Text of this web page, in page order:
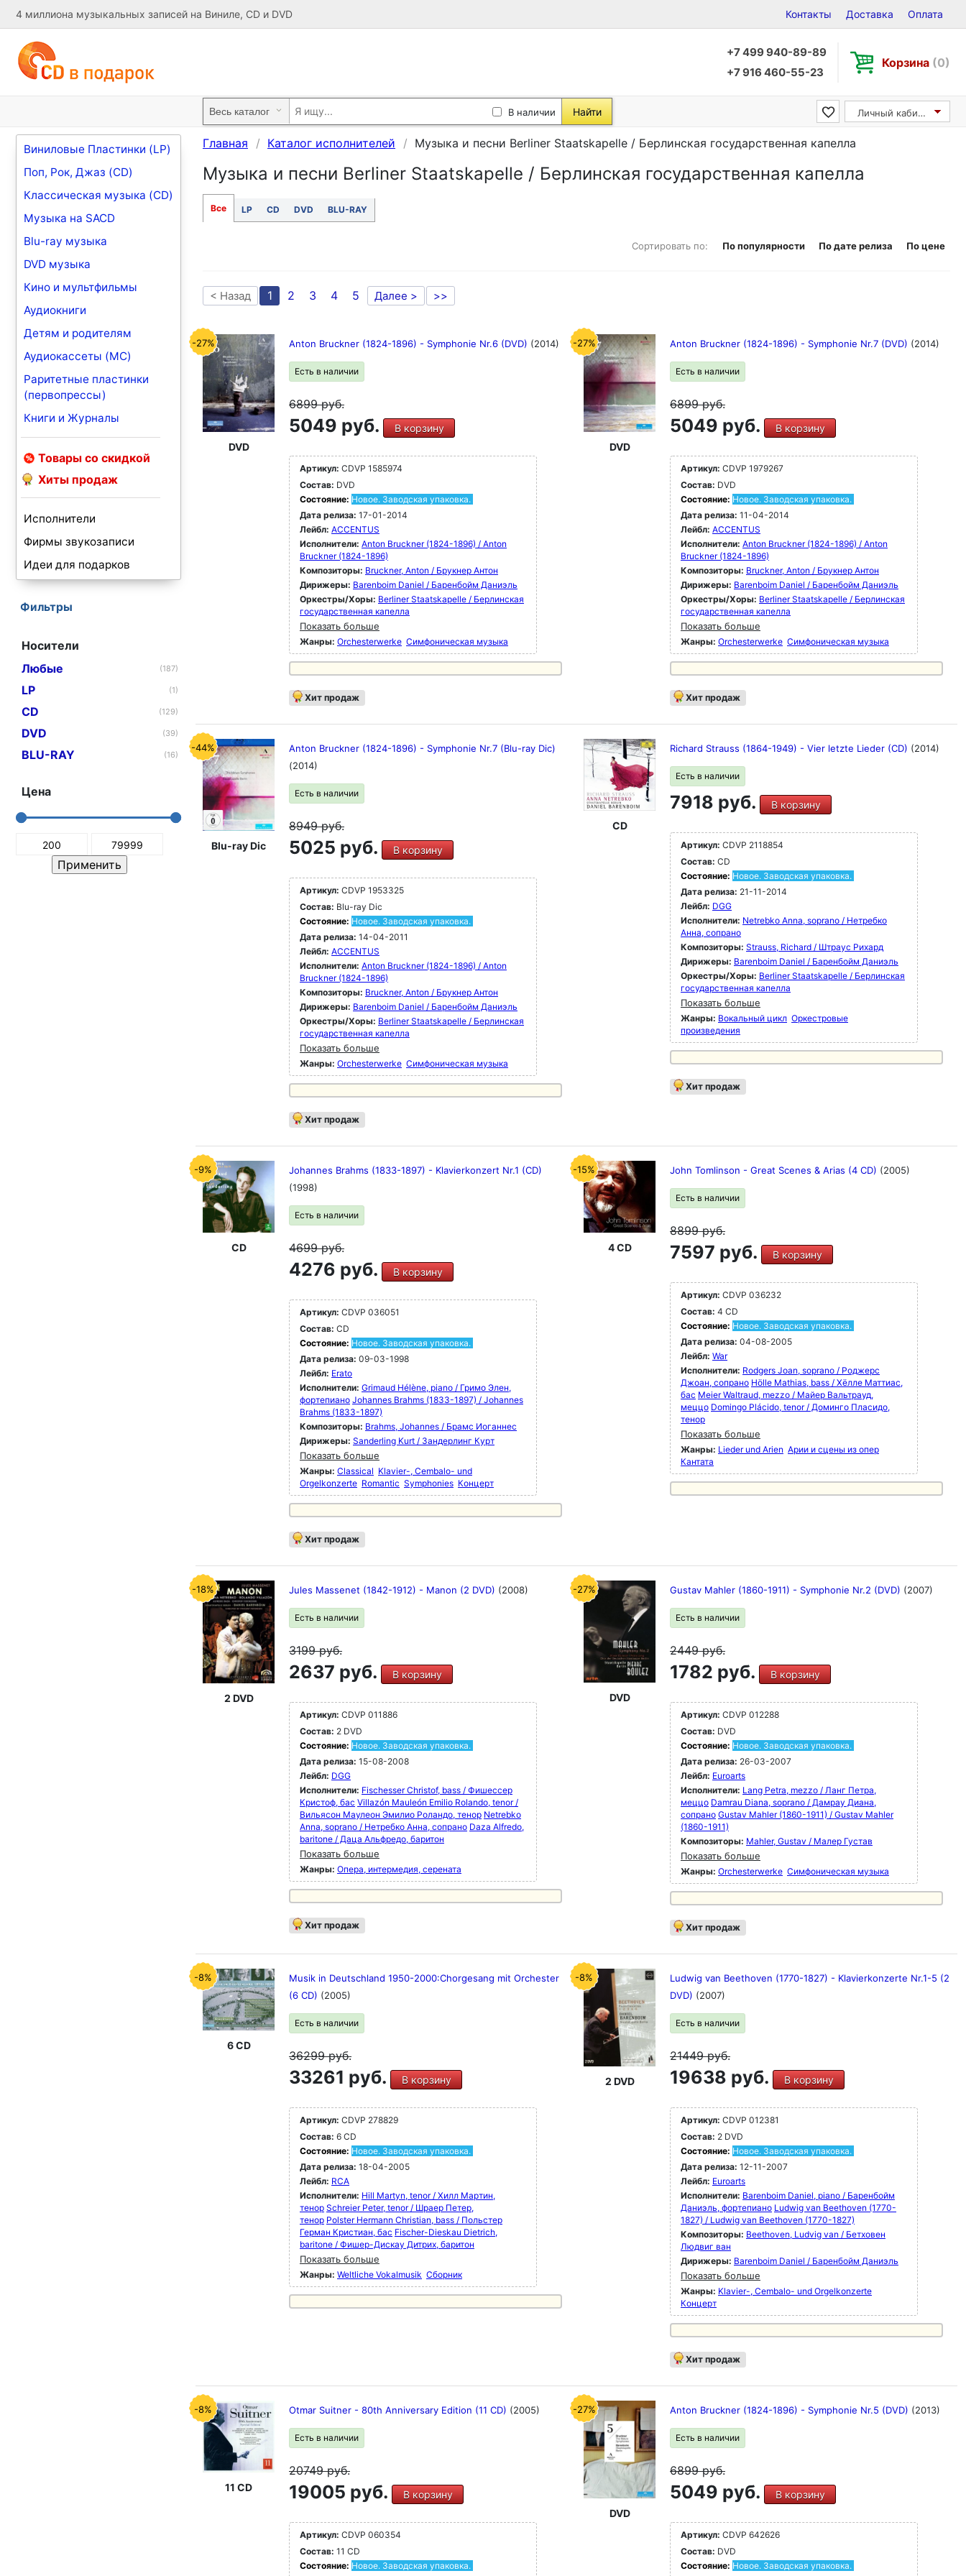
4 миллиона музыкальных записей на Виниле, CD и DVD Контакты Доставка Оплата
+7 499 940-89-89
+7 916 460-55-23
Корзина (0)
В наличии Найти Личный кабинет
Виниловые Пластинки (LP)
Поп, Рок, Джаз (CD)
Классическая музыка (CD)
Музыка на SACD
Blu-ray музыка
DVD музыка
Кино и мультфильмы
Аудиокниги
Детям и родителям
Аудиокассеты (MC)
Раритетные пластинки
(первопрессы)
Книги и Журналы
Товары со скидкой
Хиты продаж
Исполнители
Фирмы звукозаписи
Идеи для подарков
Фильтры
Носители
Любые
(187)
LP (1)
CD (129)
DVD (39)
BLU-RAY (16)
Цена
Главная Каталог исполнителей Музыка и песни Berliner Staatskapelle / Берлинская государственная капелла
Музыка и песни Berliner Staatskapelle / Берлинская государственная капелла
Все LP CD DVD BLU-RAY
Сортировать по: По популярности По дате релиза По цене
< Назад 1 2 3 4 5 Далее > >>
-27%
DVD
Anton Bruckner (1824-1896) - Symphonie Nr.6 (DVD) (2014)
Есть в наличии
6899руб.
5049 руб. В корзину
Артикул: CDVP 1585974
Состав: DVD
Состояние: Новое. Заводская упаковка.
Дата релиза: 17-01-2014
Лейбл: ACCENTUS
Исполнители: Anton Bruckner (1824-1896) / Anton
Bruckner (1824-1896)
Композиторы: Bruckner, Anton / Брукнер Антон
Дирижеры: Barenboim Daniel / Баренбойм Даниэль
Оркестры/Хоры: Berliner Staatskapelle / Берлинская
государственная капелла
Показать больше
Жанры: Orchesterwerke Симфоническая музыка
Хит продаж
-27%
DVD
Anton Bruckner (1824-1896) - Symphonie Nr.7 (DVD) (2014)
Есть в наличии
6899руб.
5049 руб. В корзину
Артикул: CDVP 1979267
Состав: DVD
Состояние: Новое. Заводская упаковка.
Дата релиза: 11-04-2014
Лейбл: ACCENTUS
Исполнители: Anton Bruckner (1824-1896) / Anton
Bruckner (1824-1896)
Композиторы: Bruckner, Anton / Брукнер Антон
Дирижеры: Barenboim Daniel / Баренбойм Даниэль
Оркестры/Хоры: Berliner Staatskapelle / Берлинская
государственная капелла
Показать больше
Жанры: Orchesterwerke Симфоническая музыка
Хит продаж
-44%
Blu-ray Dic
Anton Bruckner (1824-1896) - Symphonie Nr.7 (Blu-ray Dic)
(2014)
Есть в наличии
8949руб.
5025 руб. В корзину
Артикул: CDVP 1953325
Состав: Blu-ray Dic
Состояние: Новое. Заводская упаковка.
Дата релиза: 14-04-2011
Лейбл: ACCENTUS
Исполнители: Anton Bruckner (1824-1896) / Anton
Bruckner (1824-1896)
Композиторы: Bruckner, Anton / Брукнер Антон
Дирижеры: Barenboim Daniel / Баренбойм Даниэль
Оркестры/Хоры: Berliner Staatskapelle / Берлинская
государственная капелла
Показать больше
Жанры: Orchesterwerke Симфоническая музыка
Хит продаж
CD
Richard Strauss (1864-1949) - Vier letzte Lieder (CD) (2014)
Есть в наличии
7918 руб. В корзину
Артикул: CDVP 2118854
Состав: CD
Состояние: Новое. Заводская упаковка.
Дата релиза: 21-11-2014
Лейбл: DGG
Исполнители: Netrebko Anna, soprano / Нетребко
Анна, сопрано
Композиторы: Strauss, Richard / Штраус Рихард
Дирижеры: Barenboim Daniel / Баренбойм Даниэль
Оркестры/Хоры: Berliner Staatskapelle / Берлинская
государственная капелла
Показать больше
Жанры: Вокальный цикл Оркестровые
произведения
Хит продаж
-9%
CD
Johannes Brahms (1833-1897) - Klavierkonzert Nr.1 (CD)
(1998)
Есть в наличии
4699руб.
4276 руб. В корзину
Артикул: CDVP 036051
Состав: CD
Состояние: Новое. Заводская упаковка.
Дата релиза: 09-03-1998
Лейбл: Erato
Исполнители: Grimaud Hélène, piano / Гримо Элен,
фортепиано Johannes Brahms (1833-1897) / Johannes
Brahms (1833-1897)
Композиторы: Brahms, Johannes / Брамс Иоганнес
Дирижеры: Sanderling Kurt / Зандерлинг Курт
Показать больше
Жанры: Classical Klavier-, Cembalo- und
Orgelkonzerte Romantic Symphonies Концерт
Хит продаж
-15%
4 CD
John Tomlinson - Great Scenes & Arias (4 CD) (2005)
Есть в наличии
8899руб.
7597 руб. В корзину
Артикул: CDVP 036232
Состав: 4 CD
Состояние: Новое. Заводская упаковка.
Дата релиза: 04-08-2005
Лейбл: War
Исполнители: Rodgers Joan, soprano / Роджерс
Джоан, сопрано Hölle Mathias, bass / Хёлле Маттиас,
бас Meier Waltraud, mezzo / Майер Вальтрауд,
меццо Domingo Plácido, tenor / Доминго Пласидо,
тенор
Показать больше
Жанры: Lieder und Arien Арии и сцены из опер
Кантата
-18%
2 DVD
Jules Massenet (1842-1912) - Manon (2 DVD) (2008)
Есть в наличии
3199руб.
2637 руб. В корзину
Артикул: CDVP 011886
Состав: 2 DVD
Состояние: Новое. Заводская упаковка.
Дата релиза: 15-08-2008
Лейбл: DGG
Исполнители: Fischesser Christof, bass / Фишессер
Кристоф, бас Villazón Mauleón Emilio Rolando, tenor /
Вильясон Маулеон Эмилио Роландо, тенор Netrebko
Anna, soprano / Нетребко Анна, сопрано Daza Alfredo,
baritone / Даца Альфредо, баритон
Показать больше
Жанры: Опера, интермедия, серената
Хит продаж
-27%
DVD
Gustav Mahler (1860-1911) - Symphonie Nr.2 (DVD) (2007)
Есть в наличии
2449руб.
1782 руб. В корзину
Артикул: CDVP 012288
Состав: DVD
Состояние: Новое. Заводская упаковка.
Дата релиза: 26-03-2007
Лейбл: Euroarts
Исполнители: Lang Petra, mezzo / Ланг Петра,
меццо Damrau Diana, soprano / Дамрау Диана,
сопрано Gustav Mahler (1860-1911) / Gustav Mahler
(1860-1911)
Композиторы: Mahler, Gustav / Малер Густав
Показать больше
Жанры: Orchesterwerke Симфоническая музыка
Хит продаж
-8%
6 CD
Musik in Deutschland 1950-2000:Chorgesang mit Orchester
(6 CD) (2005)
Есть в наличии
36299руб.
33261 руб. В корзину
Артикул: CDVP 278829
Состав: 6 CD
Состояние: Новое. Заводская упаковка.
Дата релиза: 18-04-2005
Лейбл: RCA
Исполнители: Hill Martyn, tenor / Хилл Мартин,
тенор Schreier Peter, tenor / Шраер Петер,
тенор Polster Hermann Christian, bass / Польстер
Герман Кристиан, бас Fischer-Dieskau Dietrich,
baritone / Фишер-Дискау Дитрих, баритон
Показать больше
Жанры: Weltliche Vokalmusik Сборник
-8%
2 DVD
Ludwig van Beethoven (1770-1827) - Klavierkonzerte Nr.1-5 (2
DVD) (2007)
Есть в наличии
21449руб.
19638 руб. В корзину
Артикул: CDVP 012381
Состав: 2 DVD
Состояние: Новое. Заводская упаковка.
Дата релиза: 12-11-2007
Лейбл: Euroarts
Исполнители: Barenboim Daniel, piano / Баренбойм
Даниэль, фортепиано Ludwig van Beethoven (1770-
1827) / Ludwig van Beethoven (1770-1827)
Композиторы: Beethoven, Ludvig van / Бетховен
Людвиг ван
Дирижеры: Barenboim Daniel / Баренбойм Даниэль
Показать больше
Жанры: Klavier-, Cembalo- und Orgelkonzerte
Концерт
Хит продаж
-8%
11 CD
Otmar Suitner - 80th Anniversary Edition (11 CD) (2005)
Есть в наличии
20749руб.
19005 руб. В корзину
Артикул: CDVP 060354
Состав: 11 CD
Состояние: Новое. Заводская упаковка.
-27%
DVD
Anton Bruckner (1824-1896) - Symphonie Nr.5 (DVD) (2013)
Есть в наличии
6899руб.
5049 руб. В корзину
Артикул: CDVP 642626
Состав: DVD
Состояние: Новое. Заводская упаковка.